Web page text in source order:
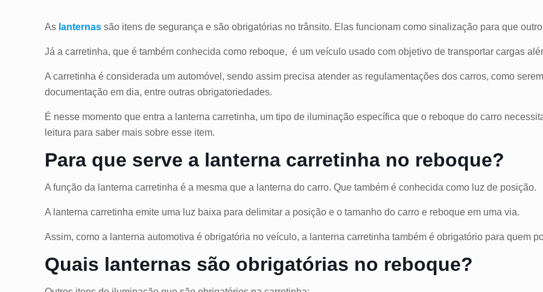
As lanternas são itens de segurança e são obrigatórias no trânsito. Elas funcionam como sinalização para que
Já a carretinha, que é também conhecida como reboque, é um veículo usado com objetivo de transportar cargas
A carretinha é considerada um automóvel, sendo assim precisa atender as regulamentações dos carros, como
documentação em dia, entre outras obrigatoriedades.
É nesse momento que entra a lanterna carretinha, um tipo de iluminação específica que o reboque do carro
leitura para saber mais sobre esse item.
Para que serve a lanterna carretinha no reboque?
A função da lanterna carretinha é a mesma que a lanterna do carro. Que também é conhecida como luz de posição.
A lanterna carretinha emite uma luz baixa para delimitar a posição e o tamanho do carro e reboque em uma via.
Assim, como a lanterna automotiva é obrigatória no veículo, a lanterna carretinha também é obrigatório para quem
Quais lanternas são obrigatórias no reboque?